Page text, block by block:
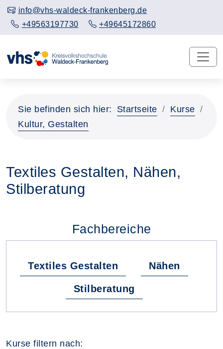
info@vhs-waldeck-frankenberg.de
+49563197730
+49645172860
Sie befinden sich hier: Startseite
Kurse
Kultur, Gestalten
Textiles Gestalten, Nähen,
Stilberatung
Fachbereiche
Textiles Gestalten Nähen
Stilberatung
Kurse filtern nach: